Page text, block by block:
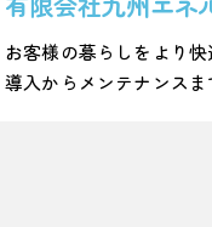
お客様の暮らしをより
導入からメンテナンス